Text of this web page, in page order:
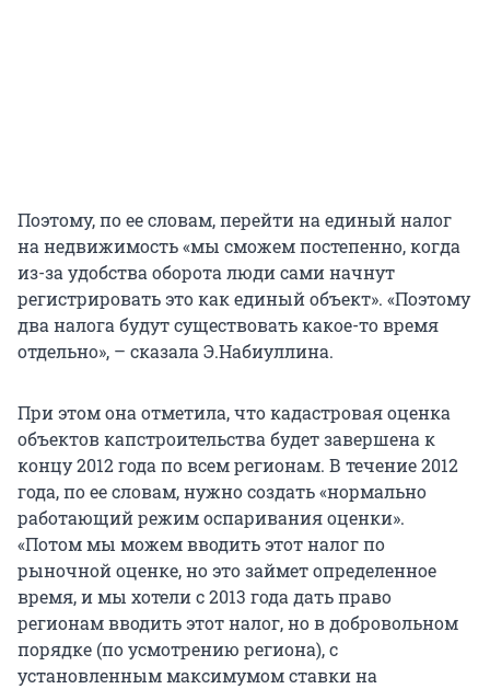
Поэтому, по ее словам, перейти на единый налог
на недвижимость «мы сможем постепенно, когда
из-за удобства оборота люди сами начнут
регистрировать это как единый объект». «Поэтому
два налога будут существовать какое-то время
отдельно», – сказала Э.Набиуллина.
При этом она отметила, что кадастровая оценка
объектов капстроительства будет завершена к
концу 2012 года по всем регионам. В течение 2012
года, по ее словам, нужно создать «нормально
работающий режим оспаривания оценки».
«Потом мы можем вводить этот налог по
рыночной оценке, но это займет определенное
время, и мы хотели с 2013 года дать право
регионам вводить этот налог, но в добровольном
порядке (по усмотрению региона), с
установленным максимумом ставки на